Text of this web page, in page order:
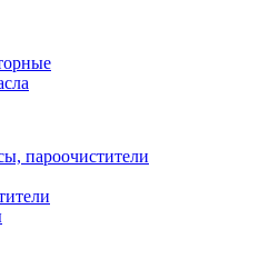
пароочистители